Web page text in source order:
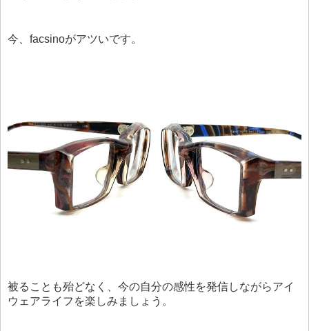
今、facsinoがアツいです。
被ることも殆どなく、今の自分の感性を発信しながらアイ
ウェアライフを楽しみましょう。